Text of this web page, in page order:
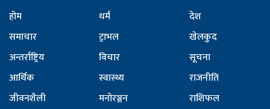
होम
समाचार
अन्तर्राष्ट्रिय
आर्थिक
जीवनशैली
धर्म
ट्राभल
विचार
स्वास्थ्य
मनोरञ्जन
देश
खेलकुद
सूचना
राजनीति
राशिफल